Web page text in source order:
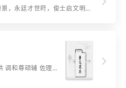
字辈：一政双国再，添仕载源景，永廷才世莳，俊士启文明，健顺乾坤体，…
字辈：健顺乾坤体 时祥化育洪 调和尊硕辅 佐理重儒躬 建立忠丞业 光扬镇武功 圭璋名仕范 节义哲人风 璧聘金阶上 辉联桂籍中 诒谋常守绪 灵秀自钟嵩 彝训家声振 典谟德泽崇 本源循序列 作述永优隆